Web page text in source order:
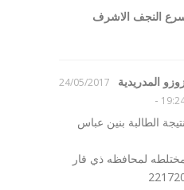
النجف الاشرف
المدريدية
24/05/2017
-
نتيجة الطالبة بنين عباس
لمحافظه ذي قار